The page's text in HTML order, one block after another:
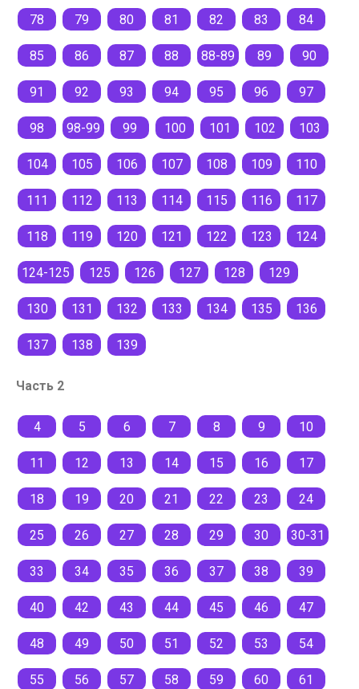
78 79 80 81 82 83 84
85 86 87 88 88-89 89 90
91 92 93 94 95 96 97
98 98-99 99 100 101 102 103
104 105 106 107 108 109 110
111 112 113 114 115 116 117
118 119 120 121 122 123 124
124-125 125 126 127 128 129
130 131 132 133 134 135 136
137 138 139
Часть 2
4 5 6 7 8 9 10
11 12 13 14 15 16 17
18 19 20 21 22 23 24
25 26 27 28 29 30 30-31
33 34 35 36 37 38 39
40 42 43 44 45 46 47
48 49 50 51 52 53 54
55 56 57 58 59 60 61